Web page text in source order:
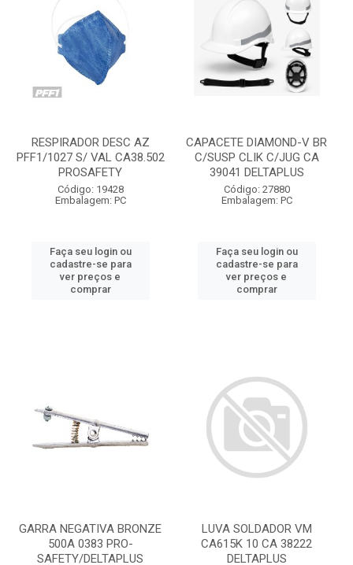
RESPIRADOR DESC AZ
PFF1/1027 S/ VAL CA38.502
PROSAFETY
Código: 19428
Embalagem: PC
Faça seu login ou
cadastre-se para
ver preços e
comprar
CAPACETE DIAMOND-V BR
C/SUSP CLIK C/JUG CA
39041 DELTAPLUS
Código: 27880
Embalagem: PC
Faça seu login ou
cadastre-se para
ver preços e
comprar
GARRA NEGATIVA BRONZE
500A 0383 PRO-
SAFETY/DELTAPLUS
LUVA SOLDADOR VM
CA615K 10 CA 38222
DELTAPLUS